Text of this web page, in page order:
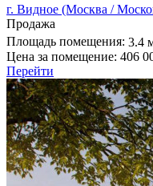
г. Видное (Москва /
Продажа
Площадь помещения: 3.4
Цена за помещение: 406
Перейти